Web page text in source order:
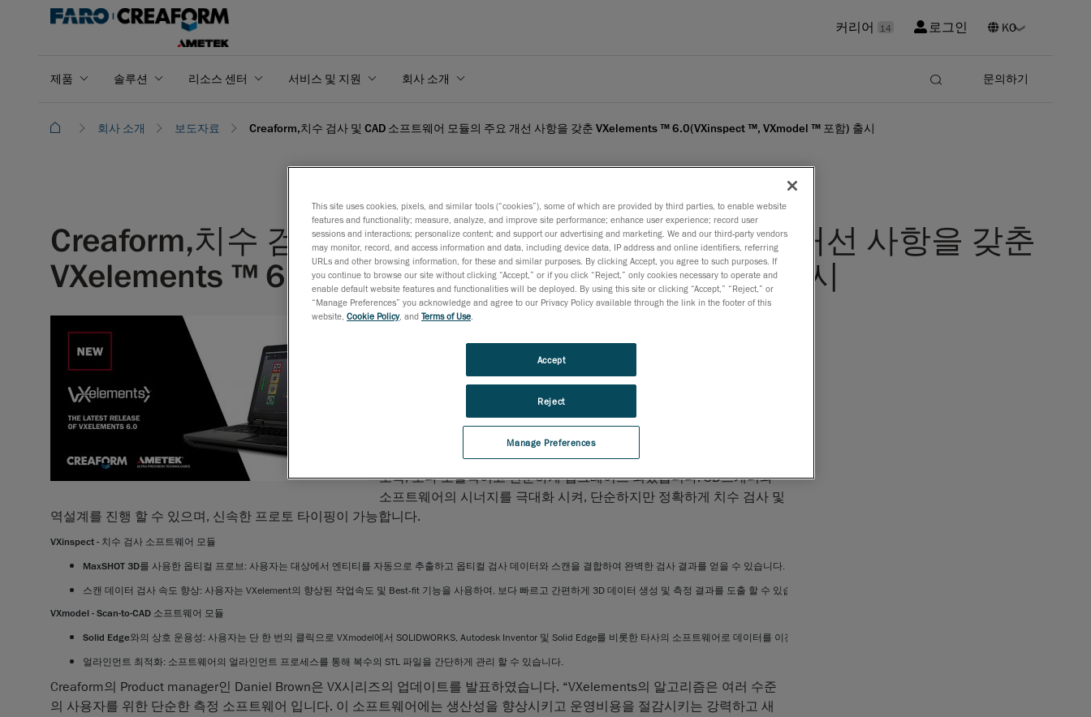
커리어 14 로그인
제품 솔루션 리소스 센터 서비스 및 지원 회사 소개 문의하기
회사 소개 보도자료 Creaform,치수 검사 및 CAD 소프트웨어 모듈의 주요 개선 사항을 갖춘 VXelements ™ 6.0(VXinspect ™, VXmodel ™ 포함) 출시
Creaform,치수 검사 및 CAD 소프트웨어 모듈의 주요 개선 사항을 갖춘
VXelements ™ 6.0(VXinspect ™, VXmodel ™ 포함) 출시
2017년 5월 2일
새롭게 업그레이드 된 강력한 3D 소프트웨어 플랫폼에서 3D 스캐너와
소프트웨어의 시너지, Solid Edge와의 상호 운용 및 새로운 옵티컬 프로
브 기능을 확인하세요.
휴대용 3D 측정 솔루션및엔지니어링 서비스
VXelements3D 소프트웨어 플랫폼의 최신 버전을 발
표하였습니다. 이 플랫폼은 처음 사용하는 사용자도 쉽게 접근할 수 있
도록, 보다 포괄적이고 단순하게 업그레이드 되었습니다. 3D스캐너와
소프트웨어의 시너지를 극대화 시켜, 단순하지만 정확하게 치수 검사 및
역설계를 진행 할 수 있으며, 신속한 프로토 타이핑이 가능합니다.
VXinspect - 치수 검사 소프트웨어 모듈
MaxSHOT 3D를 사용한 옵티컬 프로브: 사용자는 대상에서 엔티티를 자동으로 추출하고 옵티컬 검사 데이터와 스캔을 결합하여 완벽한 검사 결과를 얻을 수 있습니다. 간단한 마우스 클릭만으로 측정 데이터와 CAD 파일간의 컬러맵을 얻을
스캔 데이터 검사 속도 향상: 사용자는 VXelement의 향상된 작업속도 및 Best-fit 기능을 사용하여, 보다 빠르고 간편하게 3D 데이터 생성 및 측정 결과를 도출 할 수 있습니다.
VXmodel - Scan-to-CAD 소프트웨어 모듈
Solid Edge와의 상호 운용성: 사용자는 단 한 번의 클릭으로 VXmodel에서 SOLIDWORKS, Autodesk Inventor 및 Solid Edge를 비롯한 타사의 소프트웨어로 데이터를 이전할 수 있습니다. 이 기능으로 유연하고 빠르게 사용자 작업처리 속도
얼라인먼트 최적화: 소프트웨어의 얼라인먼트 프로세스를 통해 복수의 STL 파일을 간단하게 관리 할 수 ​​있습니다.
Creaform의 Product manager인 Daniel Brown은 VX시리즈의 업데이트를 발표하였습니다. “VXelements의 알고리즘은 여러 수준
의 사용자를 위한 단순한 측정 소프트웨어 입니다. 이 소프트웨어에는 생산성을 향상시키고 운영비용을 절감시키는 강력하고 새
This site uses cookies, pixels, and similar tools (“cookies”), some of which are provided by third parties, to enable website
features and functionality; measure, analyze, and improve site performance; enhance user experience; record user
sessions and interactions; personalize content; and support our advertising and marketing. We and our third-party vendors
may monitor, record, and access information and data, including device data, IP address and online identifiers, referring
URLs and other browsing information, for these and similar purposes. By clicking Accept, you agree to such purposes. If
you continue to browse our site without clicking “Accept,” or if you click “Reject,” only cookies necessary to operate and
enable default website features and functionalities will be deployed. By using this site or clicking “Accept,” “Reject,” or
“Manage Preferences” you acknowledge and agree to our Privacy Policy available through the link in the footer of this
website, Cookie Policy, and Terms of Use
Manage Preferences
Reject
Accept